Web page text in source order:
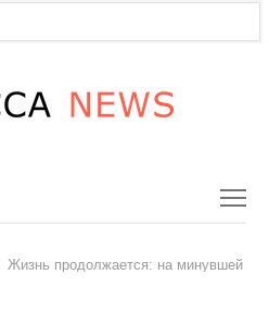
Жизнь продолжается: на минувшей